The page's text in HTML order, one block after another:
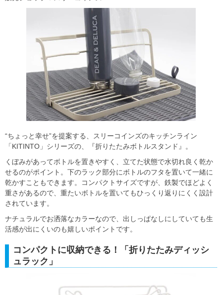
“ちょっと幸せ”を提案する、スリーコインズのキッチンライン
「KITINTO」シリーズの、『折りたたみボトルスタンド』。
くぼみがあってボトルを置きやすく、立てた状態で水切れ良く乾か
せるのがポイント。下のラック部分にボトルのフタを置いて一緒に
乾かすこともできます。コンパクトサイズですが、鉄製でほどよく
重さがあるので、重たいボトルを置いてもひっくり返りにくく設計
されています。
ナチュラルでお洒落なカラーなので、出しっぱなしにしていても生
活感が出にくいのも嬉しいポイントです。
コンパクトに収納できる！「折りたたみディッシ
ュラック」